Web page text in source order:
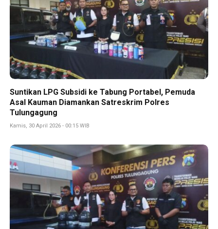
Suntikan LPG Subsidi ke Tabung Portabel, Pemuda
Asal Kauman Diamankan Satreskrim Polres
Tulungagung
Kamis, 30 April 2026 - 00:15 WIB